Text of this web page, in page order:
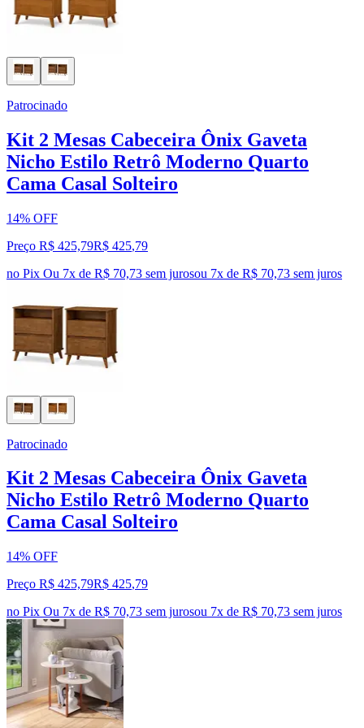
Patrocinado
Kit 2 Mesas Cabeceira Ônix Gaveta
Nicho Estilo Retrô Moderno Quarto
Cama Casal Solteiro
14% OFF
Preço R$ 425,79R$ 425,79
no Pix Ou 7x de R$ 70,73 sem jurosou 7x de R$ 70,73 sem juros
Patrocinado
Kit 2 Mesas Cabeceira Ônix Gaveta
Nicho Estilo Retrô Moderno Quarto
Cama Casal Solteiro
14% OFF
Preço R$ 425,79R$ 425,79
no Pix Ou 7x de R$ 70,73 sem jurosou 7x de R$ 70,73 sem juros